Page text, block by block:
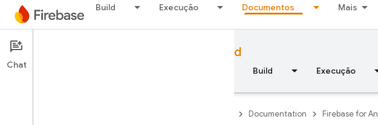
Build Execução Documentos Mais
Documentation Firebase for Android
Visão geral Build Execução
Documentation Firebase for
Chat